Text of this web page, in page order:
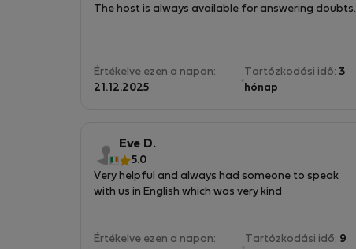
The host is always available for answering doubts.
Értékelve ezen a napon:
21.12.2025
Tartózkodási idő: 3
hónap
Eve D.
5.0
Very helpful and always had someone to speak
with us in English which was very kind
Értékelve ezen a napon:
Tartózkodási idő: 9